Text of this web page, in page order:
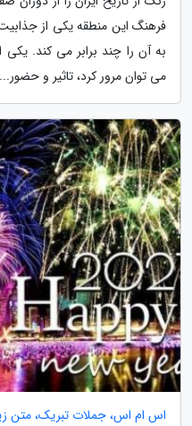
فرهنگ این منطقه یکی از
به آن را چند برابر می کند.
می توان مرور کرد، تاثیر و حضور...
اس ام اس، جملات تبریک، متن